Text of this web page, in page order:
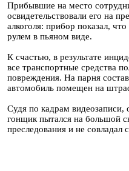
Прибывшие на место
освидетельствовали его на
алкоголя: прибор показал,
рулем в пьяном виде.
К счастью, в результате
все транспортные средства
повреждения. На парня
автомобиль помещен на
Судя по кадрам видеозаписи,
гонщик пытался на большой
преследования и не совладал